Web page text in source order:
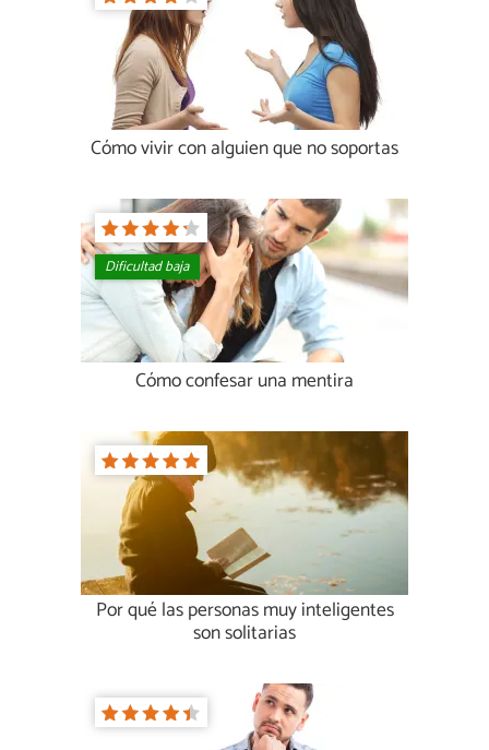
Cómo vivir con alguien que no soportas
Dificultad baja
Cómo confesar una mentira
Por qué las personas muy inteligentes
son solitarias